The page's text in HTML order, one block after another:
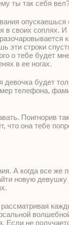
ты так себя
опускаешься
в своих соплях.
эти строки
о тебе будет
в ее ногах.
будет
телефона,
Поигнорив
что она тебе
А когда все же
новую
Если не